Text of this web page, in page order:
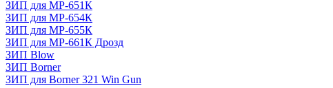
ЗИП для МР-651К
ЗИП для МР-654К
ЗИП для МР-655К
ЗИП для МР-661К Дрозд
ЗИП Blow
ЗИП Borner
ЗИП для Borner 321 Win Gun